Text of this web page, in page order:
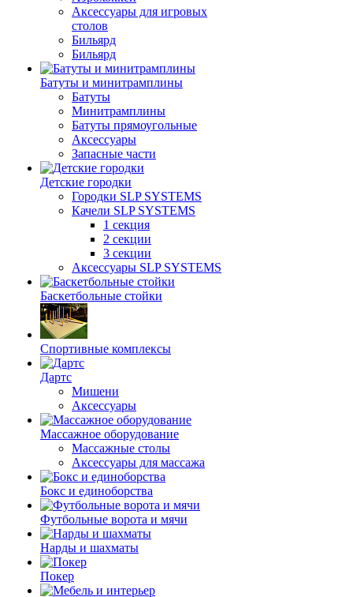
Аксессуары для игровых
столов
Бильяpд
Бильяpд
Батуты и минитрамплины
Батуты
Минитрамплины
Батуты прямоугольные
Аксессуары
Запасные части
Детские городки
Городки SLP SYSTEMS
Качели SLP SYSTEMS
1 секция
2 секции
3 секции
Аксессуары SLP SYSTEMS
Баскетбольные стойки
Спортивные комплексы
Дартс
Мишени
Аксессуары
Массажное оборудование
Массажные столы
Аксессуары для массажа
Бокс и единоборства
Футбольные ворота и мячи
Нарды и шахматы
Покер